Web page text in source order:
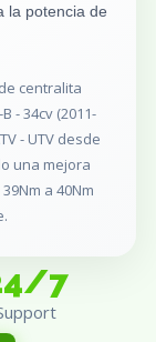
la potencia de
centralita
- 34cv (2011-
- UTV desde
una mejora
a 40Nm
7